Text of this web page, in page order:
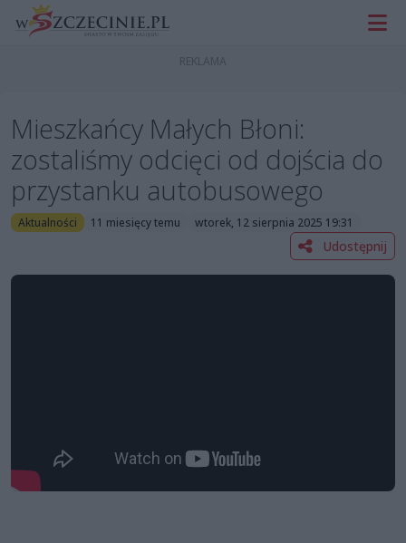
Mieszkańcy Małych Błoni:
zostaliśmy odcięci od dojścia do
przystanku autobusowego
Aktualności 11 miesięcy temu wtorek, 12 sierpnia 2025 19:31
Udostępnij